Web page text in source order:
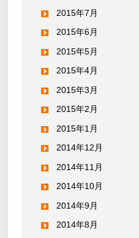
2015年7月
2015年6月
2015年5月
2015年4月
2015年3月
2015年2月
2015年1月
2014年12月
2014年11月
2014年10月
2014年9月
2014年8月